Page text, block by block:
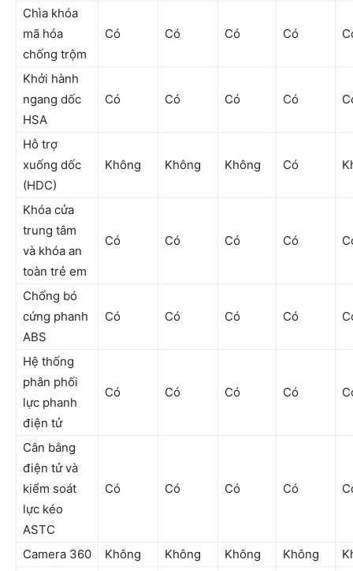
Chìa khóa
mã hóa
chống trộm
Có Có Có Có
Khởi hành
ngang dốc
HSA
Có Có Có Có
Hỗ trợ
xuống dốc
(HDC)
Không Không Không Có
Khóa cửa
trung tâm
và khóa an
toàn trẻ em
Có Có Có Có
Chống bó
cứng phanh
ABS
Có Có Có Có
Hệ thống
phân phối
lực phanh
điện tử
Có Có Có Có
Cân bằng
điện tử và
kiểm soát
lực kéo
ASTC
Có Có Có Có
Camera 360 Không Không Không Không